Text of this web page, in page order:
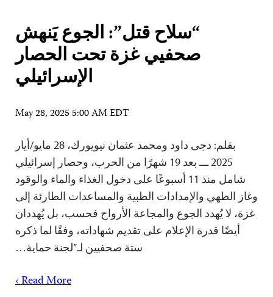
“سلاح قتل”: الجوع يَنهش
صحفيي غزة تحت الحصار
الإسرائيلي
May 28, 2025 5:00 AM EDT
بقلم: دجى داود ومحمد عثمان نيويورك، 28 مايو/أيار
2025 ـــ بعد 19 شهرًا من الحرب، وحصار إسرائيلي
شامل منذ 11 أسبوعًا على دخول الغذاء والماء والوقود
وغاز الطهي والإمدادات الطبية والمساعدات الطارئة إلى
غزة، لا يُهدد الجوع والمجاعة الأرواح فحسب، بل يُهددان
أيضًا قدرة الإعلام على تقديم شهاداته، وفقًا لما ذكره
ستة صحفيين لـ”لجنة حماية…
Read More ›